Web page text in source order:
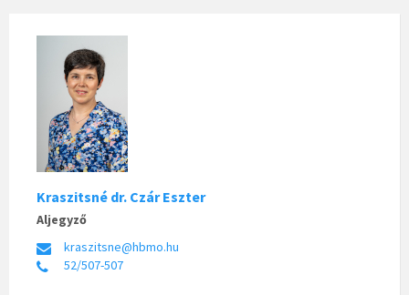
Kraszitsné dr. Czár Eszter
Aljegyző
kraszitsne@hbmo.hu
52/507-507